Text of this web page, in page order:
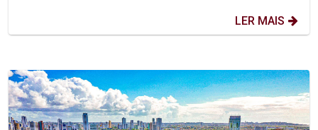
LER MAIS